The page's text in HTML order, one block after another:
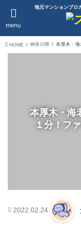
地元マンションブロ
menu
HOME 神奈川県
本厚木・海
１分！フ
2022.02.24